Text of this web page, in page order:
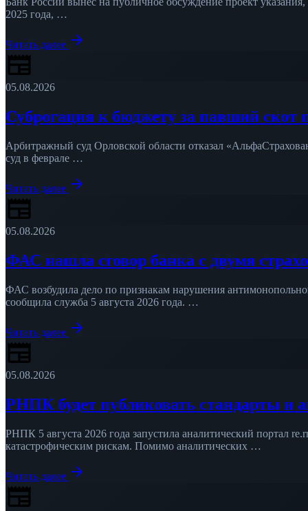
2025 года, …
Читать далее arrow_forward
newspaper
05.08.2026
Суброгация к бюджету за павший скот
Арбитражный суд Орловской области отказал
суд в феврале …
Читать далее arrow_forward
newspaper
05.08.2026
ФАС нашла сговор банка с двумя
ФАС возбудила дело по признакам нарушения
сообщила служба 5 августа 2026 года. …
Читать далее arrow_forward
newspaper
05.08.2026
РНПК будет публиковать стандарты и
РНПК 5 августа 2026 года запустила аналитический портал
катастрофическим рискам. Помимо аналитических …
Читать далее arrow_forward
newspaper